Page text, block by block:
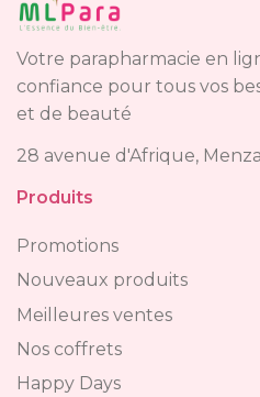
Votre parapharmacie en
confiance pour tous vos
et de beauté
28 avenue d'Afrique,
Produits
Promotions
Nouveaux produits
Meilleures ventes
Nos coffrets
Happy Days